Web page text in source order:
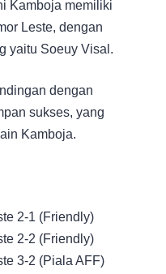
Kamboja memiliki
Leste, dengan
yaitu Soeuy Visal.
dengan
sukses, yang
Kamboja.
2-1 (Friendly)
2-2 (Friendly)
3-2 (Piala AFF)